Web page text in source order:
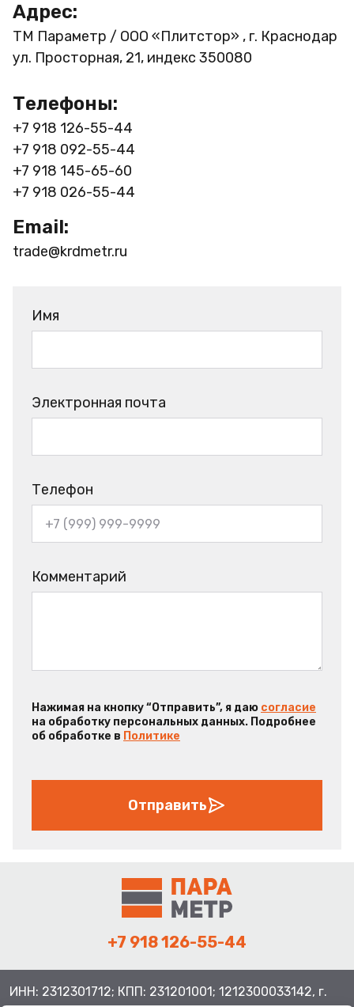
Адрес:
ТМ Параметр / ООО «Плитстор» , г. Краснодар
ул. Просторная, 21, индекс 350080
Телефоны:
+7 918 126-55-44
+7 918 092-55-44
+7 918 145-65-60
+7 918 026-55-44
Email:
trade@krdmetr.ru
Имя
Электронная почта
Телефон
Комментарий
Нажимая на кнопку “Отправить”, я даю согласие
на обработку персональных данных. Подробнее
об обработке в Политике
Отправить
+7 918 126-55-44
ИНН: 2312301712; КПП: 231201001; 1212300033142, г.